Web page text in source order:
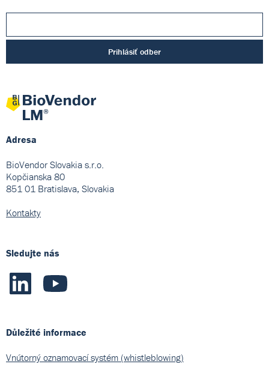
Prihlásiť odber
Adresa
BioVendor Slovakia s.r.o.
Kopčianska 80
851 01 Bratislava, Slovakia
Kontakty
Sledujte nás
Důležité informace
Vnútorný oznamovací systém (whistleblowing)